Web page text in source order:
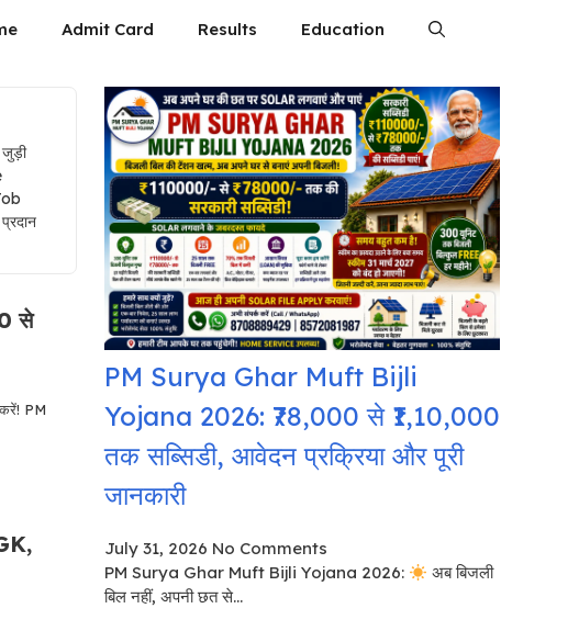
Admit Card Results Education
से
PM
PM Surya Ghar Muft Bijli
Yojana 2026: ₹78,000 से ₹1,10,000
तक सब्सिडी, आवेदन प्रक्रिया और पूरी
जानकारी
July 31, 2026 No Comments
PM Surya Ghar Muft Bijli Yojana 2026:
अब बिजली
बिल नहीं, अपनी छत से...